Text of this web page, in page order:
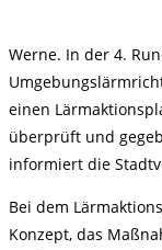
Werne. In der 4.
einen
überprüft und
informiert die
Bei dem
Konzept, das